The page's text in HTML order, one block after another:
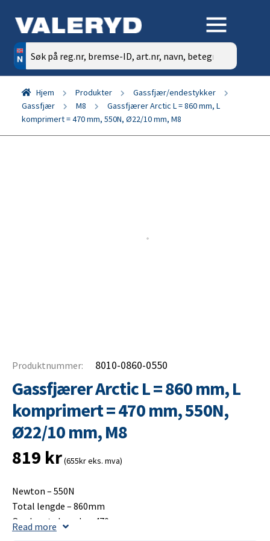
Søk
etter:
Hjem Produkter
Gassfjær/endestykker
Gassfjær
M8
Gassfjærer Arctic L = 860 mm, L
komprimert = 470 mm, 550N, Ø22/10 mm, M8
Produktnummer: 8010-0860-0550
Gassfjærer Arctic L = 860 mm, L
komprimert = 470 mm, 550N,
Ø22/10 mm, M8
819 kr(655kr eks. mva)
Newton – 550N
Total lengde – 860mm
Opplagets lengde – 470mm
Read more